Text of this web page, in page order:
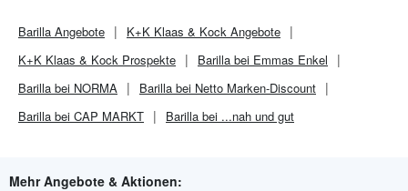
Barilla Angebote K+K Klaas & Kock Angebote
K+K Klaas & Kock Prospekte
Barilla bei Emmas Enkel
Barilla bei NORMA
Barilla bei Netto Marken-Discount
Barilla bei CAP MARKT
Barilla bei ...nah und gut
Mehr Angebote & Aktionen: